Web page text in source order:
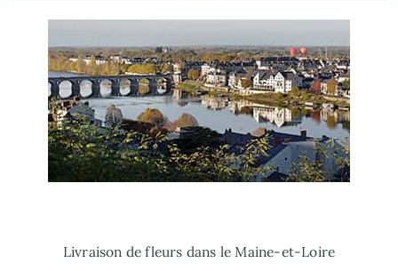
Livraison de fleurs dans le Maine-et-Loire